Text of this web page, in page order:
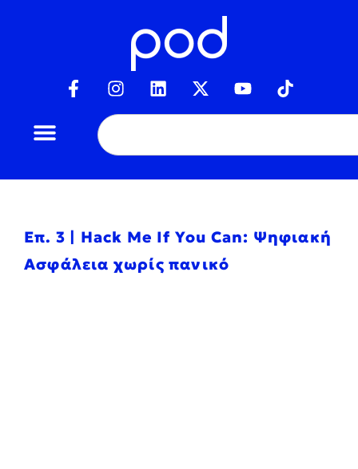
Επ. 3 | Hack Me If You Can: Ψηφιακή
Ασφάλεια χωρίς πανικό